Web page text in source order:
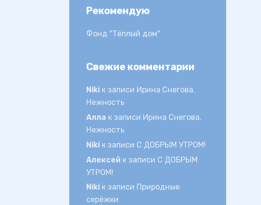
Рекомендую
Фонд "Тёплый дом"
Свежие комментарии
Niki к записи Ирина Снегова.
Нежность
Алла к записи Ирина Снегова.
Нежность
Niki к записи С ДОБРЫМ УТРОМ!
Алексей к записи С ДОБРЫМ
УТРОМ!
Niki к записи Природные
серёжки